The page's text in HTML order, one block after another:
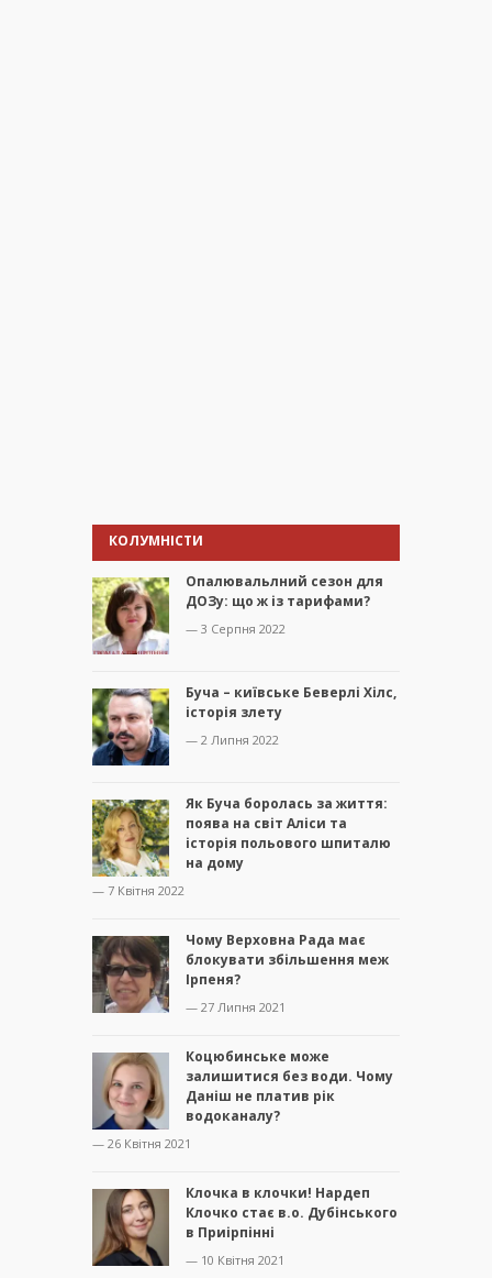
КОЛУМНІСТИ
Опалювальлний сезон для
ДОЗу: що ж із тарифами?
— 3 Серпня 2022
Буча – київське Беверлі Хілс,
історія злету
— 2 Липня 2022
Як Буча боролась за життя:
поява на світ Аліси та
історія польового шпиталю
на дому
— 7 Квітня 2022
Чому Верховна Рада має
блокувати збільшення меж
Ірпеня?
— 27 Липня 2021
Коцюбинське може
залишитися без води. Чому
Даніш не платив рік
водоканалу?
— 26 Квітня 2021
Клочка в клочки! Нардеп
Клочко стає в.о. Дубінського
в Приірпінні
— 10 Квітня 2021